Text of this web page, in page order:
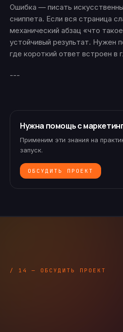
Ошибка — писать
сниппета. Если вся страница
механический абзац «что
устойчивый результат. Нужен
где короткий ответ встроен в
---
Нужна помощь с
Применим эти знания на
запуск.
ОБСУДИТЬ ПРОЕКТ
/ 14 — ОБСУДИТЬ ПРОЕКТ